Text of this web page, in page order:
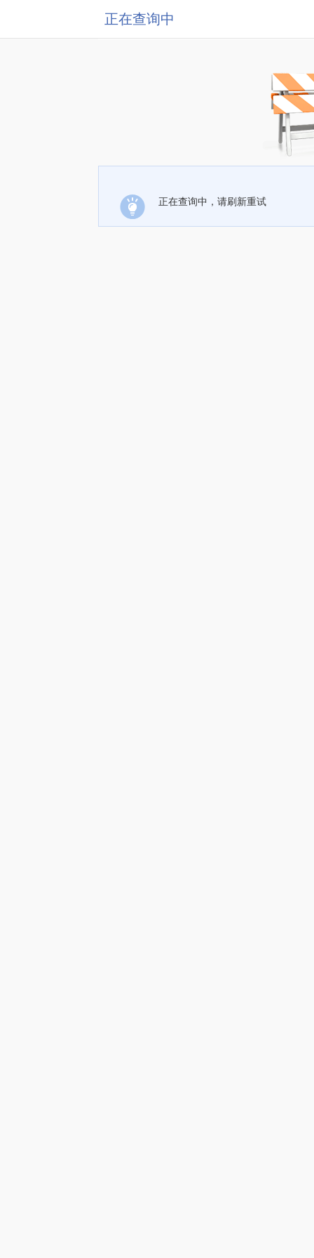
正在查询中
正在查询中，请刷新重试